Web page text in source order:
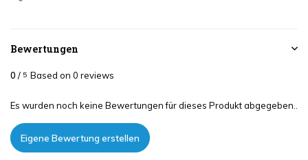
Bewertungen
0 / 5 Based on 0 reviews
Es wurden noch keine Bewertungen für dieses Produkt abgegeben..
Eigene Bewertung erstellen